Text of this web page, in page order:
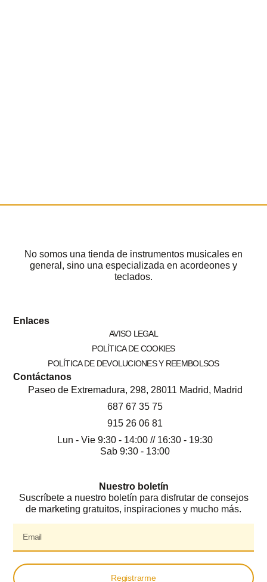
No somos una tienda de instrumentos musicales en
general, sino una especializada en acordeones y
teclados.
Enlaces
AVISO LEGAL
POLÍTICA DE COOKIES
POLÍTICA DE DEVOLUCIONES Y REEMBOLSOS
Contáctanos
Paseo de Extremadura, 298, 28011 Madrid, Madrid
687 67 35 75
915 26 06 81
Lun - Vie 9:30 - 14:00 // 16:30 - 19:30
Sab 9:30 - 13:00
Nuestro boletín
Suscríbete a nuestro boletín para disfrutar de consejos
de marketing gratuitos, inspiraciones y mucho más.
Registrarme